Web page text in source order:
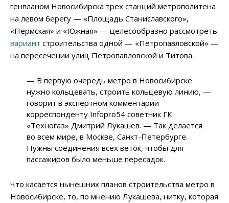
генпланом Новосибирска трех станций метрополитена
на левом берегу — «Площадь Станиславского»,
«Пермская» и «Южная» — целесообразно рассмотреть
вариант строительства одной — «Петропавловской» —
на пересечении улиц Петропавловской и Титова.
— В первую очередь метро в Новосибирске
нужно кольцевать, строить кольцевую линию, —
говорит в экспертном комментарии
корреспонденту Infopro54 советник ГК
«Техногаз» Дмитрий Лукашев. — Так делается
во всем мире, в Москве, Санкт-Петербурге.
Нужны соединения всех веток, чтобы для
пассажиров было меньше пересадок.
Что касается нынешних планов строительства метро в
Новосибирске, то, по мнению Лукашева, нитку, которая